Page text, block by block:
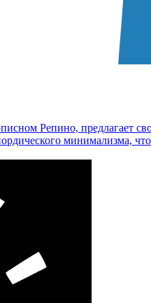
Репино, предлагает
минимализма,